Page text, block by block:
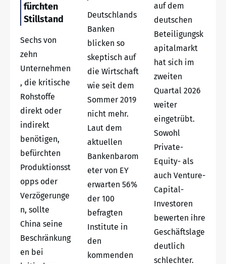
fürchten
Stillstand
Sechs von
zehn
Unternehmen
, die kritische
Rohstoffe
direkt oder
indirekt
benötigen,
befürchten
Produktionsst
opps oder
Verzögerunge
n, sollte
China seine
Beschränkung
en bei
Deutschlands
Banken
blicken so
skeptisch auf
die Wirtschaft
wie seit dem
Sommer 2019
nicht mehr.
Laut dem
aktuellen
Bankenbarom
eter von EY
erwarten 56%
der 100
befragten
Institute in
den
kommenden
auf dem
deutschen
Beteiligungsk
apitalmarkt
hat sich im
zweiten
Quartal 2026
weiter
eingetrübt.
Sowohl
Private-
Equity- als
auch Venture-
Capital-
Investoren
bewerten ihre
Geschäftslage
deutlich
schlechter.